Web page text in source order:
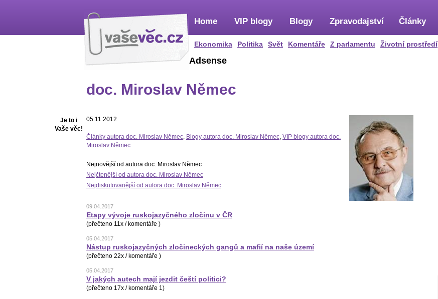
Home
Ekonomika Politika Svět Komentáře Z parlamentu Životní prostředí
VIP blogy Blogy Zpravodajství Články
Je to i
Vaše věc!
Adsense
doc. Miroslav Němec
05.11.2012
Články autora doc. Miroslav Němec, Blogy autora doc. Miroslav Němec, VIP blogy autora doc.
Miroslav Němec
Nejnovější od autora doc. Miroslav Němec
Nejčtenější od autora doc. Miroslav Němec
Nejdiskutovanější od autora doc. Miroslav Němec
09.04.2017
Etapy vývoje ruskojazyčného zločinu v ČR
(přečteno 11x / komentáře )
05.04.2017
Nástup ruskojazyčných zločineckých gangů a mafií na naše území
(přečteno 22x / komentáře )
05.04.2017
V jakých autech mají jezdit čeští politici?
(přečteno 17x / komentáře 1)